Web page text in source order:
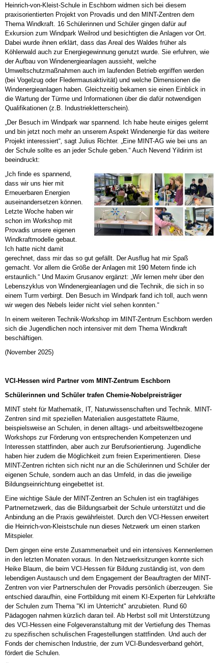
Heinrich-von-Kleist-Schule in Eschborn widmen sich bei diesem
praxisorientierten Projekt von Provadis und den MINT-Zentren dem
Thema Windkraft. 16 Schülerinnen und Schüler gingen dafür auf
Exkursion zum Windpark Weilrod und besichtigten die Anlagen vor Ort.
Dabei wurde ihnen erklärt, dass das Areal des Waldes früher als
Köhlerwald auch zur Energiegewinnung genutzt wurde. Sie erfuhren, wie
der Aufbau von Windenergieanlagen aussieht, welche
Umweltschutzmaßnahmen auch im laufenden Betrieb ergriffen werden
(bei Vogelzug oder Fledermausaktivität) und welche Dimensionen die
Windenergieanlagen haben. Gleichzeitig bekamen sie einen Einblick in
die Wartung der Türme und Informationen über die dafür notwendigen
Qualifikationen (z.B. Industriekletterschein).
„Der Besuch im Windpark war spannend. Ich habe heute einiges gelernt
und bin jetzt noch mehr an unserem Aspekt Windenergie für das weitere
Projekt interessiert“, sagt Julius Richter. „Eine MINT-AG wie bei uns an
der Schule sollte es an jeder Schule geben.“ Auch Nevend Yildirim ist
beeindruckt:
„Ich finde es spannend,
dass wir uns hier mit
Erneuerbaren Energien
auseinandersetzen können.
Letzte Woche haben wir
schon im Workshop mit
Provadis unsere eigenen
Windkraftmodelle gebaut.
Ich hatte nicht damit
gerechnet, dass mir das so gut gefällt. Der Ausflug hat mir Spaß
gemacht. Vor allem die Größe der Anlagen mit 190 Metern finde ich
erstaunlich.“ Und Maxim Grusanov ergänzt: „Wir lernen mehr über den
Lebenszyklus von Windenergieanlagen und die Technik, die sich in so
einem Turm verbirgt. Den Besuch im Windpark fand ich toll, auch wenn
wir wegen des Nebels leider nicht viel sehen konnten.“
In einem weiteren Technik-Workshop im MINT-Zentrum Eschborn werden
sich die Jugendlichen noch intensiver mit dem Thema Windkraft
beschäftigen.
(November 2025)
VCI-Hessen wird Partner vom MINT-Zentrum Eschborn
Schülerinnen und Schüler trafen Chemie-Nobelpreisträger
MINT steht für Mathematik, IT, Naturwissenschaften und Technik. MINT-
Zentren sind mit speziellen Materialien ausgestattete Räume,
beispielsweise an Schulen, in denen alltags- und arbeitsweltbezogene
Workshops zur Förderung von entsprechenden Kompetenzen und
Interessen stattfinden, aber auch zur Berufsorientierung. Jugendliche
haben hier zudem die Möglichkeit zum freien Experimentieren. Diese
MINT-Zentren richten sich nicht nur an die Schülerinnen und Schüler der
eigenen Schule, sondern auch an das Umfeld, in das die jeweilige
Bildungseinrichtung eingebettet ist.
Eine wichtige Säule der MINT-Zentren an Schulen ist ein tragfähiges
Partnernetzwerk, das die Bildungsarbeit der Schule unterstützt und die
Anbindung an die Praxis gewährleistet. Durch den VCI-Hessen erweitert
die Heinrich-von-Kleistschule nun dieses Netzwerk um einen starken
Mitspieler.
Dem gingen eine erste Zusammenarbeit und ein intensives Kennenlernen
in den letzten Monaten voraus. In den Netzwerksitzungen konnte sich
Heike Blaum, die beim VCI-Hessen für Bildung zuständig ist, von dem
lebendigen Austausch und dem Engagement der Beauftragten der MINT-
Zentren von vier Partnerschulen der Provadis persönlich überzeugen. Sie
entschied daraufhin, eine Fortbildung mit einem KI-Experten für Lehrkräfte
der Schulen zum Thema "KI im Unterricht" anzubieten. Rund 60
Pädagogen nahmen kürzlich daran teil. Ab Herbst soll mit Unterstützung
des VCI-Hessen eine Folgeveranstaltung mit der Vertiefung des Themas
zu spezifischen schulischen Fragestellungen stattfinden. Und auch der
Fonds der chemischen Industrie, der zum VCI-Bundesverband gehört,
fördert die Schulen.